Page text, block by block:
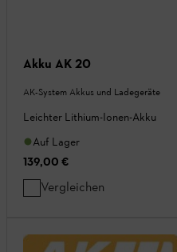
Akku AK 20
AK-System Akkus und Ladegeräte
Leichter Lithium-Ionen-Akku
Auf Lager
139,00 €
Vergleichen